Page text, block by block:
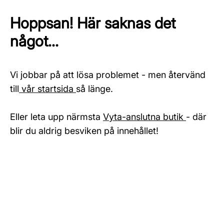
Hoppsan! Här saknas det
något...
Vi jobbar på att lösa problemet - men återvänd
till vår startsida så länge.
Eller leta upp närmsta Vyta-anslutna butik - där
blir du aldrig besviken på innehållet!